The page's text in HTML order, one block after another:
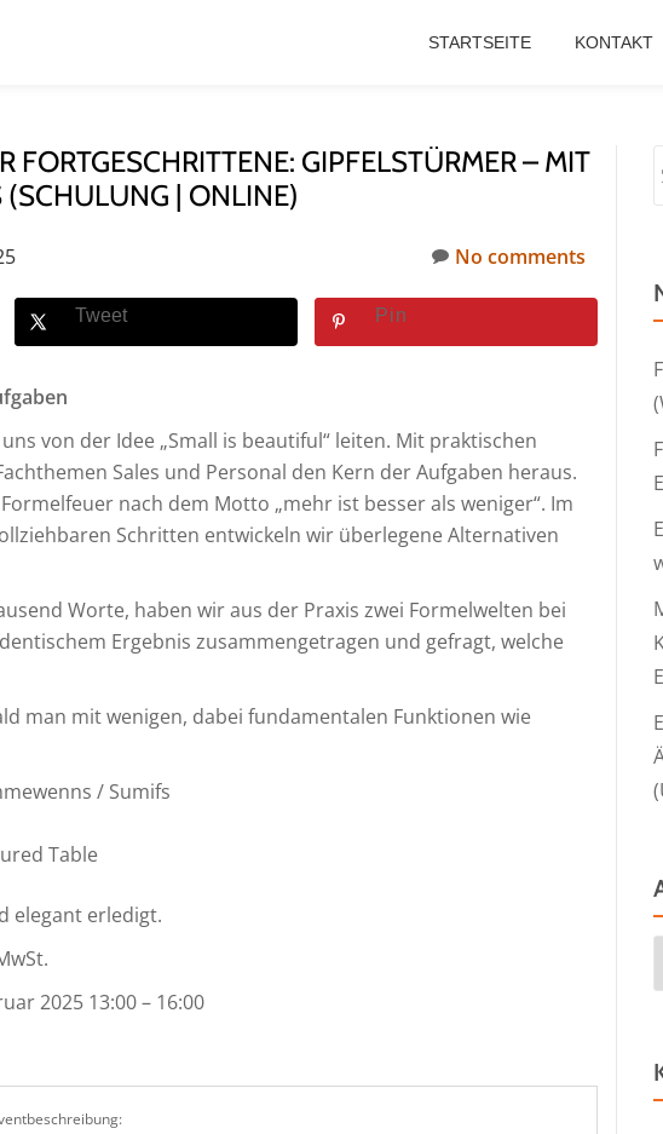
STARTSEITE KONTAKT
FORTGESCHRITTENE: GIPFELSTÜRMER – MIT
| ONLINE)
No comments
Tweet Pin
von der Idee „Small is beautiful“ leiten. Mit praktischen
Sales und Personal den Kern der Aufgaben heraus.
nach dem Motto „mehr ist besser als weniger“. Im
Schritten entwickeln wir überlegene Alternativen
Worte, haben wir aus der Praxis zwei Formelwelten bei
Ergebnis zusammengetragen und gefragt, welche
man mit wenigen, dabei fundamentalen Funktionen wie
/ Sumifs
Table
elegant erledigt.
2025 13:00 – 16:00